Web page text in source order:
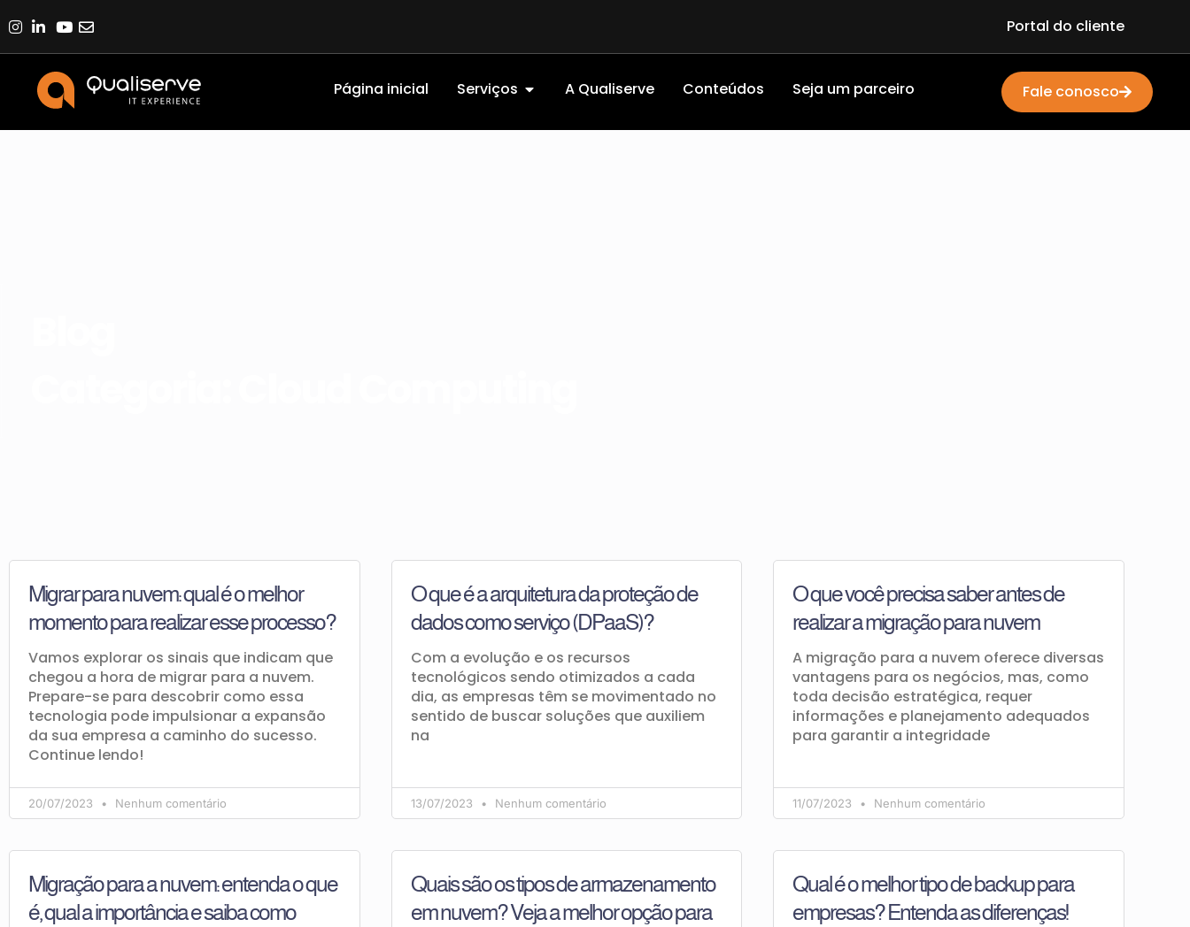
Portal do cliente
Página inicial Serviços A Qualiserve Conteúdos Seja um parceiro Fale conosco
Migrar para nuvem: qual é o melhor
momento para realizar esse processo?
Vamos explorar os sinais que indicam que
chegou a hora de migrar para a nuvem.
Prepare-se para descobrir como essa
tecnologia pode impulsionar a expansão
da sua empresa a caminho do sucesso.
Continue lendo!
20/07/2023 Nenhum comentário
O que é a arquitetura da proteção de
dados como serviço (DPaaS)?
Com a evolução e os recursos
tecnológicos sendo otimizados a cada
dia, as empresas têm se movimentado no
sentido de buscar soluções que auxiliem
na
13/07/2023 Nenhum comentário
O que você precisa saber antes de
realizar a migração para nuvem
A migração para a nuvem oferece diversas
vantagens para os negócios, mas, como
toda decisão estratégica, requer
informações e planejamento adequados
para garantir a integridade
11/07/2023 Nenhum comentário
Migração para a nuvem: entenda o que
é, qual a importância e saiba como
Quais são os tipos de armazenamento
em nuvem? Veja a melhor opção para
Qual é o melhor tipo de backup para
empresas? Entenda as diferenças!